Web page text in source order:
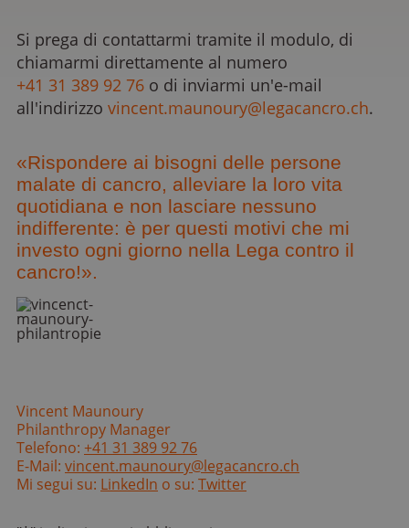
Si prega di contattarmi tramite il modulo, di
chiamarmi direttamente al numero
+41 31 389 92 76 o di inviarmi un'e-mail
all'indirizzo vincent.maunoury@legacancro.ch.
«Rispondere ai bisogni delle persone
malate di cancro, alleviare la loro vita
quotidiana e non lasciare nessuno
indifferente: è per questi motivi che mi
investo ogni giorno nella Lega contro il
cancro!».
Vincent Maunoury
Philanthropy Manager
Telefono: +41 31 389 92 76
E-Mail: vincent.maunoury@legacancro.ch
Mi segui su: LinkedIn o su: Twitter